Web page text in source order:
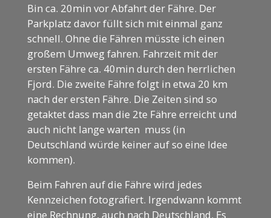
Bin ca. 20min vor Abfahrt der Fähre. Der
Parkplatz davor füllt sich mit einmal ganz
schnell. Ohne die Fähren müsste ich einen
großem Umweg fahren. Fahrzeit mit der
ersten Fähre ca. 40min durch den herrlichen
Fjord. Die zweite Fähre folgt in etwa 20 km
nach der ersten Fähre. Die Zeiten sind so
getaktet dass man die 2te Fähre erreicht und
auch nicht lange warten muss (in
Deutschland würde keiner auf so eine Idee
kommen).
Beim Fahren auf die Fähre wird jedes
Kennzeichen fotografiert. Irgendwann kommt
eine Rechnung, auch nach Deutschland. Es